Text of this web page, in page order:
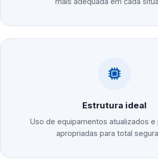
Estrutura ideal
Uso de equipamentos atualizados e
apropriadas para total